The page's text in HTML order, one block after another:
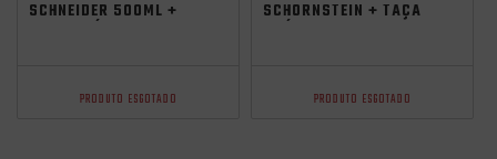
SCHNEIDER 500ML +
PRODUTO ESGOTADO
SCHORNSTEIN + TAÇA
PRODUTO ESGOTADO